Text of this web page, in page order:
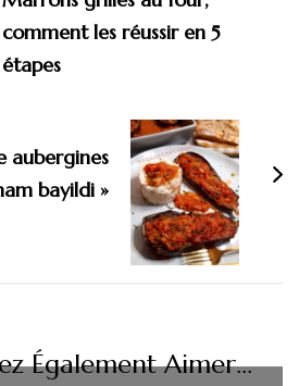
comment les réussir en 5
étapes
aubergines
bayildi »
Également Aimer...